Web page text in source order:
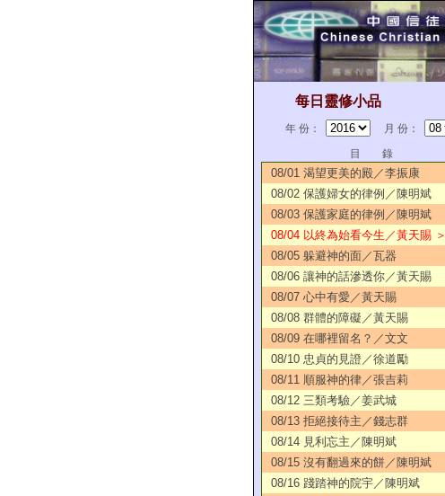
每日靈修小品
年 份：
月 份：
目 錄
08/01 渴望更美的殿／李振康
08/02 保護婦女的律例／陳明斌
08/03 保護家庭的律例／陳明斌
08/04 以終為始看今生／黃天賜 ＞
08/05 躲避神的面／瓦器
08/06 讓神的話滲透你／黃天賜
08/07 心中有愛／黃天賜
08/08 群體的障礙／黃天賜
08/09 在哪裡留名？／文文
08/10 忠貞的見證／徐道勵
08/11 順服神的律／張吉莉
08/12 三類考驗／姜武城
08/13 拒絕接待主／錢志群
08/14 見利忘主／陳明斌
08/15 沒有翻過來的餅／陳明斌
08/16 踐踏神的院宇／陳明斌